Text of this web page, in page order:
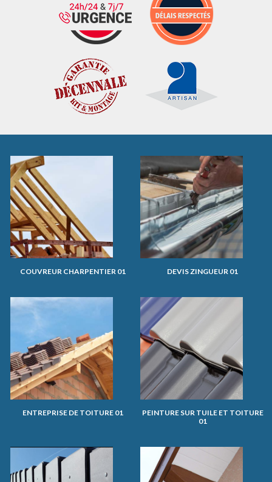
COUVREUR CHARPENTIER 01 DEVIS ZINGUEUR 01
ENTREPRISE DE TOITURE 01
PEINTURE SUR TUILE ET TOITURE
01